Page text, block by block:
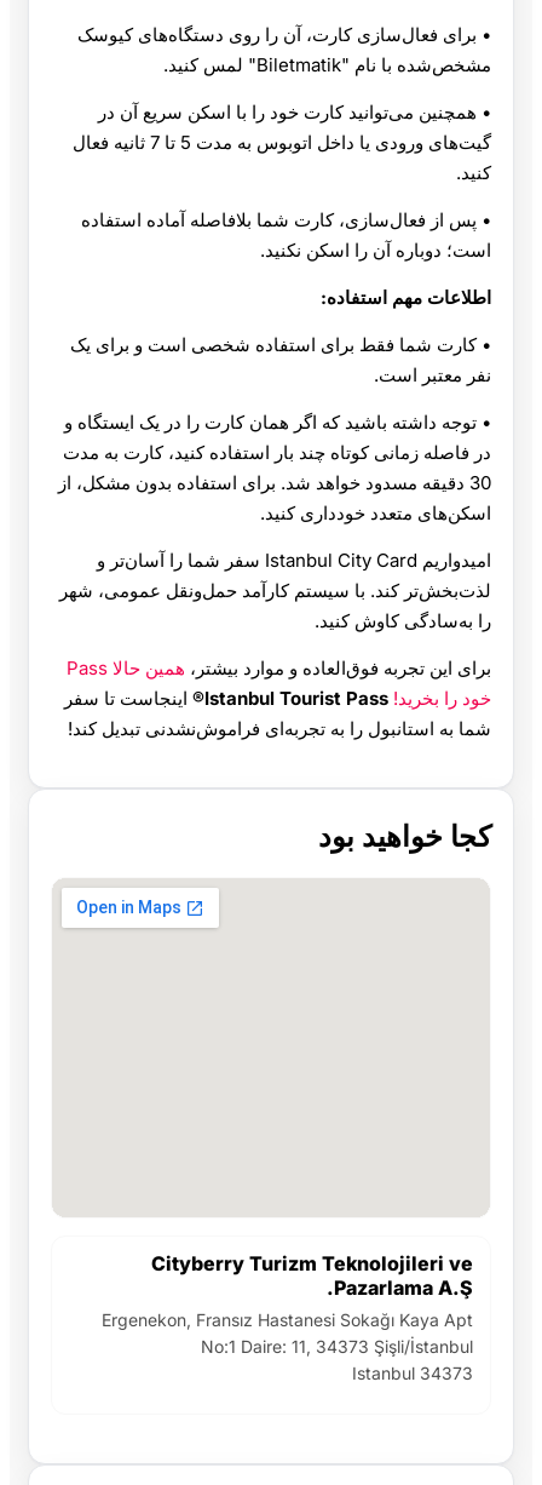
• برای فعال‌سازی کارت، آن را روی دستگاه‌های کیوسک
مشخص‌شده با نام "Biletmatik" لمس کنید.
• همچنین می‌توانید کارت خود را با اسکن سریع آن در
گیت‌های ورودی یا داخل اتوبوس به مدت 5 تا 7 ثانیه فعال
کنید.
• پس از فعال‌سازی، کارت شما بلافاصله آماده استفاده
است؛ دوباره آن را اسکن نکنید.
اطلاعات مهم استفاده:
• کارت شما فقط برای استفاده شخصی است و برای یک
نفر معتبر است.
• توجه داشته باشید که اگر همان کارت را در یک ایستگاه و
در فاصله زمانی کوتاه چند بار استفاده کنید، کارت به مدت
30 دقیقه مسدود خواهد شد. برای استفاده بدون مشکل، از
اسکن‌های متعدد خودداری کنید.
امیدواریم Istanbul City Card سفر شما را آسان‌تر و
لذت‌بخش‌تر کند. با سیستم کارآمد حمل‌ونقل عمومی، شهر
را به‌سادگی کاوش کنید.
برای این تجربه فوق‌العاده و موارد بیشتر،
همین حالا Pass
خود را بخرید! Istanbul Tourist Pass®
اینجاست تا سفر
شما به استانبول را به تجربه‌ای فراموش‌نشدنی تبدیل کند!
کجا خواهید بود
Cityberry Turizm Teknolojileri ve
Pazarlama A.Ş.
Ergenekon, Fransız Hastanesi Sokağı Kaya Apt
No:1 Daire: 11, 34373 Şişli/İstanbul
Istanbul 34373